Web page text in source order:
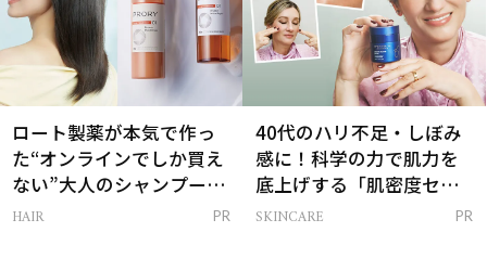
ロート製薬が本気で作っ
た“オンラインでしか買え
ない”大人のシャンプー＆
トリートメントって？
HAIR PR
40代のハリ不足・しぼみ
感に！科学の力で肌力を
底上げする「肌密度セラ
ム」
SKINCARE PR